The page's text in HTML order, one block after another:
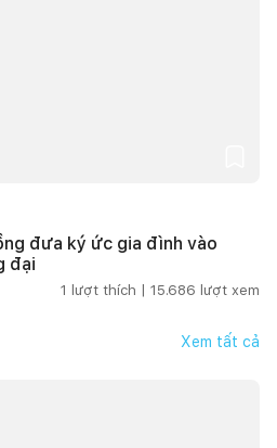
đưa ký ức gia đình vào
đại
1 lượt thích | 15.686 lượt xem
Xem tất cả